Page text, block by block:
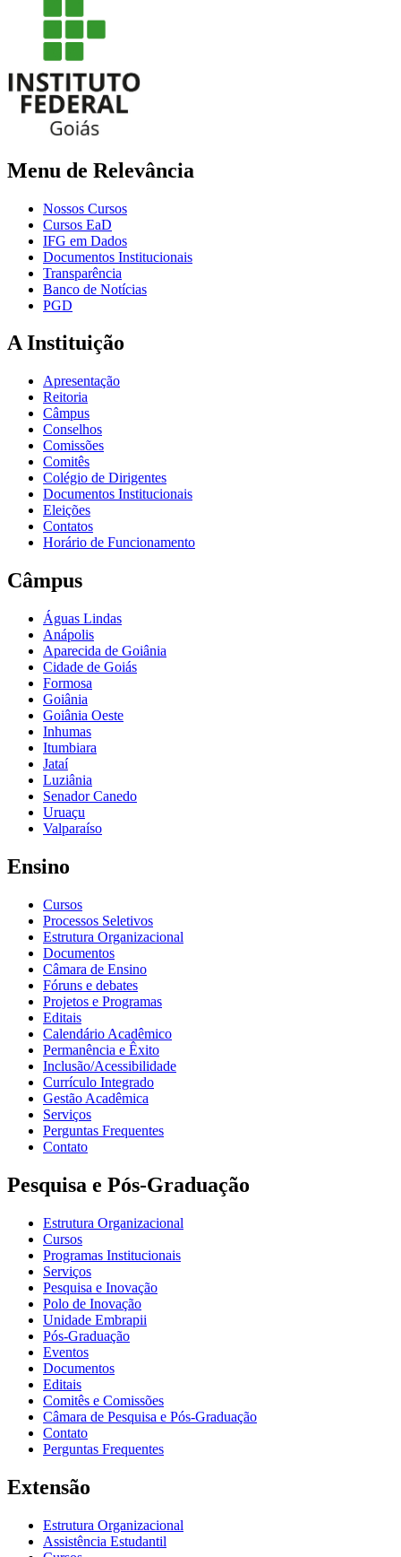
Menu de Relevância
Nossos Cursos
Cursos EaD
IFG em Dados
Documentos Institucionais
Transparência
Banco de Notícias
PGD
A Instituição
Apresentação
Reitoria
Câmpus
Conselhos
Comissões
Comitês
Colégio de Dirigentes
Documentos Institucionais
Eleições
Contatos
Horário de Funcionamento
Câmpus
Águas Lindas
Anápolis
Aparecida de Goiânia
Cidade de Goiás
Formosa
Goiânia
Goiânia Oeste
Inhumas
Itumbiara
Jataí
Luziânia
Senador Canedo
Uruaçu
Valparaíso
Ensino
Cursos
Processos Seletivos
Estrutura Organizacional
Documentos
Câmara de Ensino
Fóruns e debates
Projetos e Programas
Editais
Calendário Acadêmico
Permanência e Êxito
Inclusão/Acessibilidade
Currículo Integrado
Gestão Acadêmica
Serviços
Perguntas Frequentes
Contato
Pesquisa e Pós-Graduação
Estrutura Organizacional
Cursos
Programas Institucionais
Serviços
Pesquisa e Inovação
Polo de Inovação
Unidade Embrapii
Pós-Graduação
Eventos
Documentos
Editais
Comitês e Comissões
Câmara de Pesquisa e Pós-Graduação
Contato
Perguntas Frequentes
Extensão
Estrutura Organizacional
Assistência Estudantil